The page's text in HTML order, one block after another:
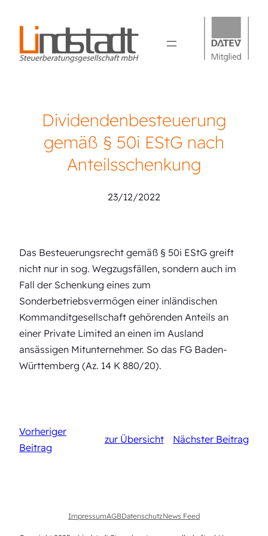
Dividendenbesteuerung
gemäß § 50i EStG nach
Anteilsschenkung
23/12/2022
Das Besteuerungsrecht gemäß § 50i EStG greift
nicht nur in sog. Wegzugsfällen, sondern auch im
Fall der Schenkung eines zum
Sonderbetriebsvermögen einer inländischen
Kommanditgesellschaft gehörenden Anteils an
einer Private Limited an einen im Ausland
ansässigen Mitunternehmer. So das FG Baden-
Württemberg (Az. 14 K 880/20).
Vorheriger
Beitrag
zur Übersicht Nächster Beitrag
ImpressumAGBDatenschutzNews Feed